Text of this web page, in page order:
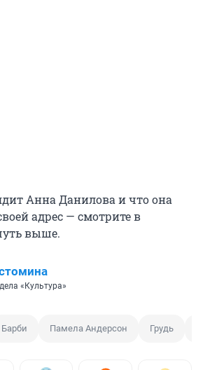
Анна Данилова и что она
адрес — смотрите в
выше.
«Культура»
Барби Памела Андерсон Грудь